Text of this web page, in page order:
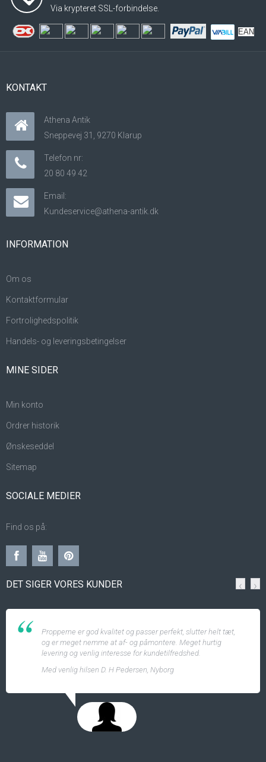
Via krypteret SSL-forbindelse.
EAN
KONTAKT
Athena Antik
Sneppevej 31, 9270 Klarup
Telefon nr:
20 80 49 42
Email:
Kundeservice@athena-antik.dk
INFORMATION
Om os
Kontaktformular
Fortrolighedspolitik
Handels- og leveringsbetingelser
MINE SIDER
Min konto
Ordrer historik
Ønskeseddel
Sitemap
SOCIALE MEDIER
Find os på:
DET SIGER VORES KUNDER
Propperne er god kvalitet og passer perfekt, slutter helt tæt,
og er meget nemme at af- og påmontere. Meget hurtig
levering og venlig interesse for kundetilfredshed.
Med venlig hilsen D. H Pedersen, Nyborg
‹ ›